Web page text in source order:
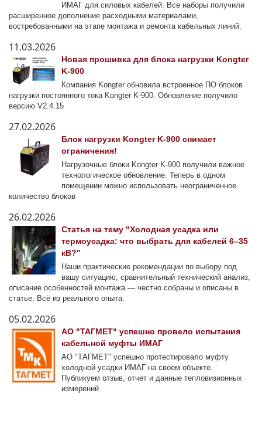
ИМАГ для силовых кабелей. Все наборы получили
расширенное дополнение расходными материалами,
востребованными на этапе монтажа и ремонта кабельных линий.
11.03.2026
Новая прошивка для блока нагрузки Kongter
K-900
Компания Kongter обновила встроенное ПО блоков
нагрузки постоянного тока Kongter K-900. Обновление получило
версию V2.4.15
27.02.2026
Блок нагрузки Kongter K-900 снимает
ограничения!
Нагрузочные блоки Kongter K-900 получили важное
технологическое обновление. Теперь в одном
помещении можно использовать неограниченное
количество блоков
26.02.2026
Статья на тему "Холодная усадка или
термоусадка: что выбрать для кабелей 6–35
кВ?"
Наши практические рекомендации по выбору под
вашу ситуацию, сравнительный технический анализ,
описание особенностей монтажа — честно собраны и описаны в
статье. Всё из реального опыта.
05.02.2026
АО "ТАГМЕТ" успешно провело испытания
кабельной муфты ИМАГ
АО "ТАГМЕТ" успешно протестировало муфту
холодной усадки ИМАГ на своем объекте.
Публикуем отзыв, отчет и данные тепловизионных
измерений